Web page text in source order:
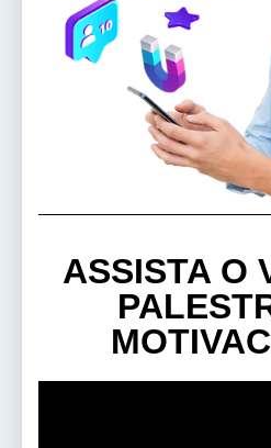
ASSISTA O